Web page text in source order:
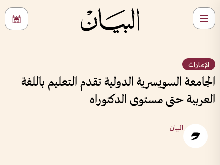
الإمارات
الجامعة السويسرية الدولية تقدم التعليم باللغة
العربية حتى مستوى الدكتوراه
البيان